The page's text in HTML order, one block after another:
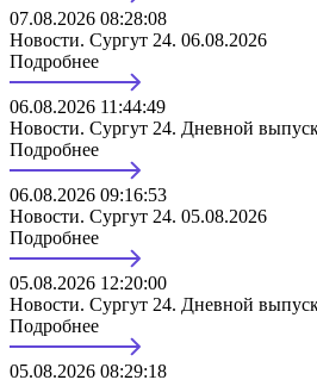
07.08.2026 08:28:08
Новости. Сургут 24. 06.08.2026
Подробнее
06.08.2026 11:44:49
Новости. Сургут 24. Дневной
Подробнее
06.08.2026 09:16:53
Новости. Сургут 24. 05.08.2026
Подробнее
05.08.2026 12:20:00
Новости. Сургут 24. Дневной
Подробнее
05.08.2026 08:29:18